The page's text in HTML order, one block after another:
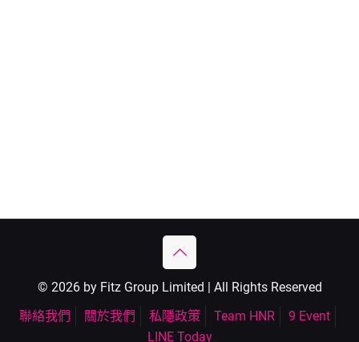
© 2026 by Fitz Group Limited | All Rights Reserved
聯絡我們
關於我們 私隱政策 Team HNR
9 Event
LINE Today